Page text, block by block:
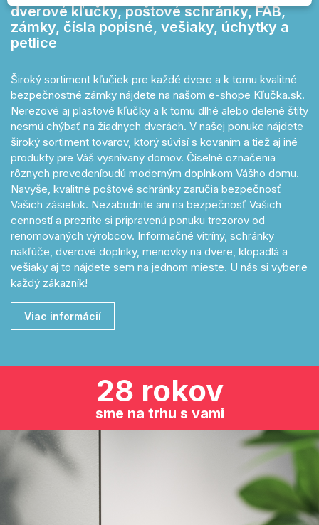
dverové kľučky, poštové schránky, FAB,
zámky, čísla popisné, vešiaky, úchytky a
petlice
Široký sortiment kľučiek pre každé dvere a k tomu kvalitné
bezpečnostné zámky nájdete na našom e-shope Kľučka.sk.
Nerezové aj plastové kľučky a k tomu dlhé alebo delené štíty
nesmú chýbať na žiadnych dverách. V našej ponuke nájdete
široký sortiment tovarov, ktorý súvisí s kovaním a tiež aj iné
produkty pre Váš vysnívaný domov. Číselné označenia
rôznych prevedeníbudú moderným doplnkom Vášho domu.
Navyše, kvalitné poštové schránky zaručia bezpečnosť
Vašich zásielok. Nezabudnite ani na bezpečnosť Vašich
cenností a prezrite si pripravenú ponuku trezorov od
renomovaných výrobcov. Informačné vitríny, schránky
nakľúče, dverové doplnky, menovky na dvere, klopadlá a
vešiaky aj to nájdete sem na jednom mieste. U nás si vyberie
každý zákazník!
Viac informácií
28 rokov
sme na trhu s vami